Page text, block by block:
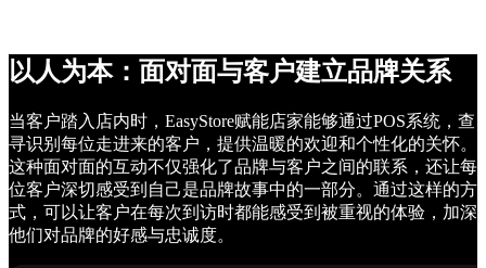
以人为本：面对面与客户建立品牌关系
当客户踏入店内时，EasyStore赋能店家能够通过POS系统，查
寻识别每位走进来的客户，提供温暖的欢迎和个性化的关怀。
这种面对面的互动不仅强化了品牌与客户之间的联系，还让每
位客户深切感受到自己是品牌故事中的一部分。通过这样的方
式，可以让客户在每次到访时都能感受到被重视的体验，加深
他们对品牌的好感与忠诚度。